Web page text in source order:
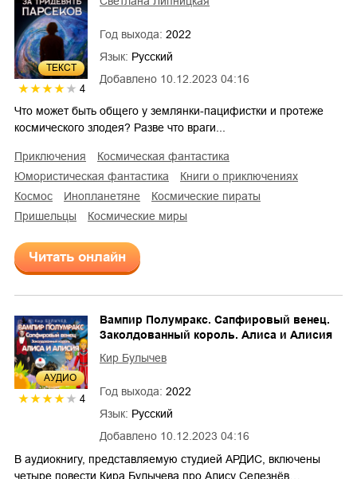
ТЕКСТ
4
Добавлено 10.12.2023 04:16
Год выхода: 2022
Язык: Русский
Что может быть общего у землянки-пацифистки и протеже
космического злодея? Разве что враги...
приключения
космическая фантастика
юмористическая фантастика
книги о приключениях
космос
инопланетяне
космические пираты
пришельцы
космические миры
Читать онлайн
AУДИО
4
Добавлено 10.12.2023 04:16
Вампир Полумракс. Сапфировый венец.
Заколдованный король. Алиса и Алисия
Кир Булычев
Год выхода: 2022
Язык: Русский
В аудиокнигу, представляемую студией АРДИС, включены
четыре повести Кира Булычева про Алису Селезнёв…